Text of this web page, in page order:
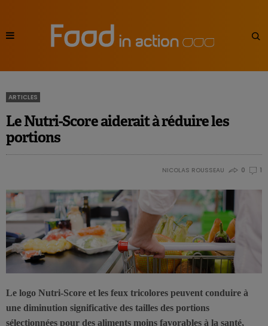
ARTICLES
Le Nutri-Score aiderait à réduire les
portions
NICOLAS ROUSSEAU 0 1
Le logo Nutri-Score et les feux tricolores peuvent conduire à
une diminution significative des tailles des portions
sélectionnées pour des aliments moins favorables à la santé,